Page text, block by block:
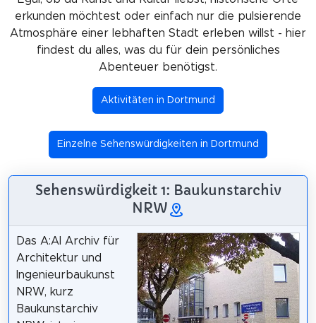
erkunden möchtest oder einfach nur die pulsierende
Atmosphäre einer lebhaften Stadt erleben willst - hier
findest du alles, was du für dein persönliches
Abenteuer benötigst.
Aktivitäten in Dortmund
Einzelne Sehenswürdigkeiten in Dortmund
Sehenswürdigkeit 1: Baukunstarchiv
NRW
Das A:AI Archiv für
Architektur und
Ingenieurbaukunst
NRW, kurz
Baukunstarchiv